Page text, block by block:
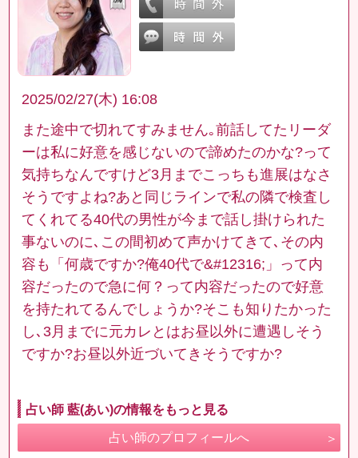
2025/02/27(木) 16:08
また途中で切れてすみません｡前話してたリーダ
ーは私に好意を感じないので諦めたのかな?って
気持ちなんですけど3月までこっちも進展はなさ
そうですよね?あと同じラインで私の隣で検査し
てくれてる40代の男性が今まで話し掛けられた
事ないのに､この間初めて声かけてきて､その内
容も「何歳ですか?俺40代で&#12316;」って内
容だったので急に何？って内容だったので好意
を持たれてるんでしょうか?そこも知りたかった
し､3月までに元カレとはお昼以外に遭遇しそう
ですか?お昼以外近づいてきそうですか?
占い師 藍(あい)の情報をもっと見る
占い師のプロフィールへ